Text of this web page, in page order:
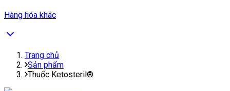
Hàng hóa khác
Trang chủ
Sản phẩm
Thuốc Ketosteril®